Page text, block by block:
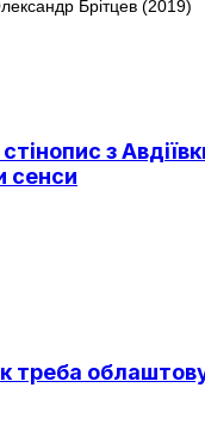
з
сенси
треба